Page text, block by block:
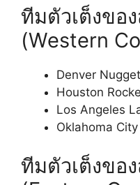
ทีมตัวเต็งขอ
(Western
Denver
Houston
Los Angeles
Oklahoma
ทีมตัวเต็งขอ